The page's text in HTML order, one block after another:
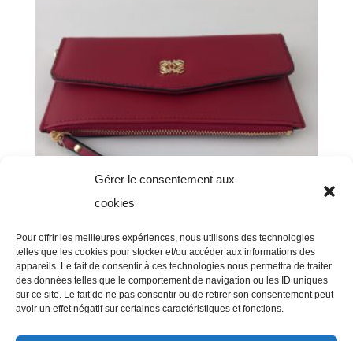
Gérer le consentement aux
cookies
Pour offrir les meilleures expériences, nous utilisons des technologies
telles que les cookies pour stocker et/ou accéder aux informations des
appareils. Le fait de consentir à ces technologies nous permettra de traiter
des données telles que le comportement de navigation ou les ID uniques
sur ce site. Le fait de ne pas consentir ou de retirer son consentement peut
avoir un effet négatif sur certaines caractéristiques et fonctions.
Portefeuille 19×10 Cm Rouge
Cuir Artificiel
12,00€